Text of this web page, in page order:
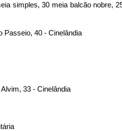
simples, 30 meia balcão nobre,
Passeio, 40 - Cinelândia
33 - Cinelândia